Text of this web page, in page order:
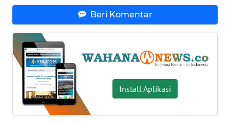
Beri Komentar
Install Aplikasi
WN
WN
SUMSEL
WN
BENGKULU